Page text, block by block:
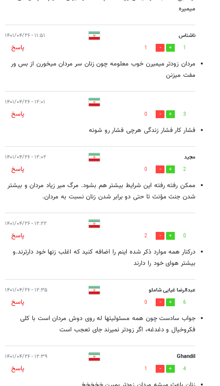
میمیره
ناشناس ۱۱:۵۱ - ۱۴۰۱/۰۴/۲۶
1
1
پاسخ
مردان زودتر میمیرن خوب معلومه چون زنان سر مردان میخورن از بس ور
مفت میزنن
۱۲:۰۱ - ۱۴۰۱/۰۴/۲۶
3
0
پاسخ
فشار کار فشار زندگی هرچی فشار رو شونه
مجید ۱۲:۰۲ - ۱۴۰۱/۰۴/۲۶
2
0
پاسخ
ممکن رفته رفته این شرایط بیشتر هم بشود. مرگ میر زیاد مردان و بیشتر
شدن جنث مؤنث تا حتی دو برابر ‌‌شدن زنان نسبت به مردان.
۱۲:۲۲ - ۱۴۰۱/۰۴/۲۶
0
2
پاسخ
درکنار همه موارد ذکر شده اینم را اضافه کنید که اغلب زنها خود دارترند.و
بیشتر هوای خود را دارند
عبدالرضا غیایی شاملو ۱۲:۳۵ - ۱۴۰۱/۰۴/۲۶
6
0
پاسخ
جواب سادست چون همه مسئولیتها له روی دوش مردان است با کلی
فکروخیال و دغدغه، اگر زودتر نمیرند جای تعجب است
Ghandil ۱۲:۳۹ - ۱۴۰۱/۰۴/۲۶
4
1
پاسخ